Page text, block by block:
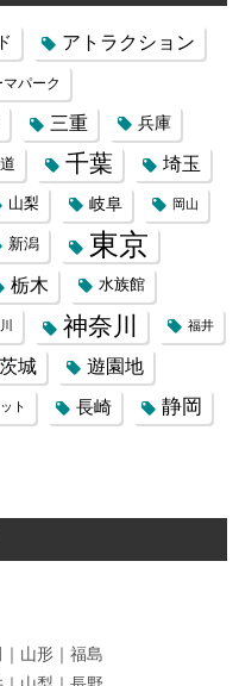
アトラクション
マパーク
三重 兵庫
千葉 埼玉
山梨 岐阜 岡山
新潟 東京
栃木 水族館
神奈川 福井
茨城 遊園地
ト 長崎 静岡
山形｜福島